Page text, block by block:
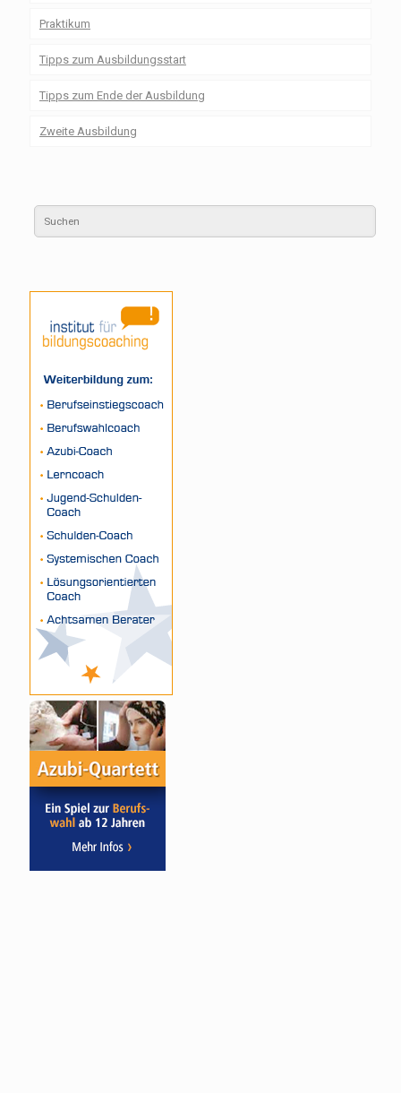
Praktikum
Tipps zum Ausbildungsstart
Tipps zum Ende der Ausbildung
Zweite Ausbildung